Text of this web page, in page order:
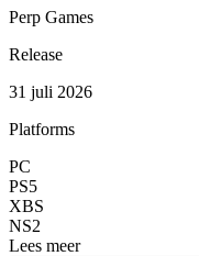
Perp Games
Release
31 juli 2026
Platforms
PC
PS5
XBS
NS2
Lees meer